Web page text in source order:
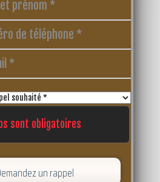
sont obligatoires
un rappel